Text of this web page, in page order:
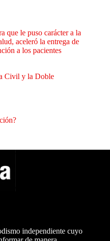
que le puso carácter a la
aceleró la entrega de
a los pacientes
Civil y la Doble
independiente cuyo